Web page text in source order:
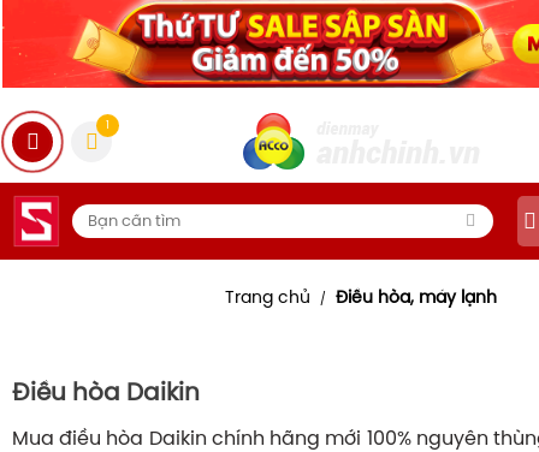
Trang chủ / Điều hòa, máy lạnh
Điều hòa Daikin
Mua điều hòa Daikin chính hãng mới 100% nguyên